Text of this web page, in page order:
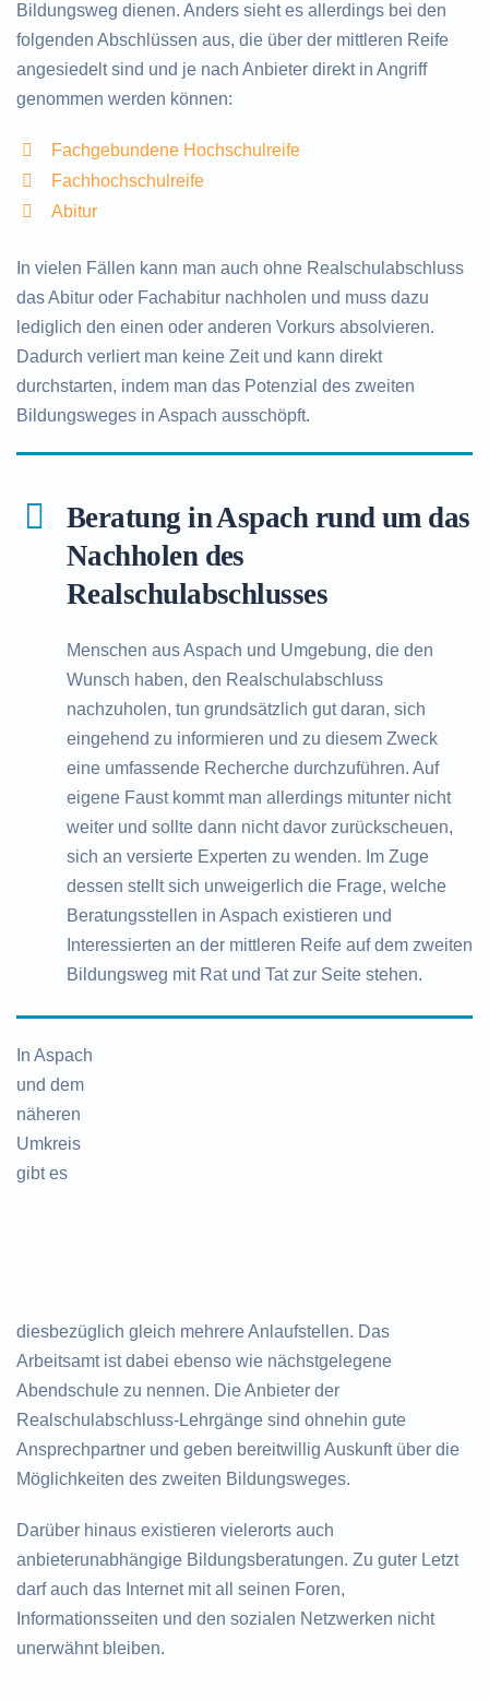
Bildungsweg dienen. Anders sieht es allerdings bei den
folgenden Abschlüssen aus, die über der mittleren Reife
angesiedelt sind und je nach Anbieter direkt in Angriff
genommen werden können:
Fachgebundene Hochschulreife
Fachhochschulreife
Abitur
In vielen Fällen kann man auch ohne Realschulabschluss
das Abitur oder Fachabitur nachholen und muss dazu
lediglich den einen oder anderen Vorkurs absolvieren.
Dadurch verliert man keine Zeit und kann direkt
durchstarten, indem man das Potenzial des zweiten
Bildungsweges in Aspach ausschöpft.
Beratung in Aspach rund um das
Nachholen des
Realschulabschlusses
Menschen aus Aspach und Umgebung, die den
Wunsch haben, den Realschulabschluss
nachzuholen, tun grundsätzlich gut daran, sich
eingehend zu informieren und zu diesem Zweck
eine umfassende Recherche durchzuführen. Auf
eigene Faust kommt man allerdings mitunter nicht
weiter und sollte dann nicht davor zurückscheuen,
sich an versierte Experten zu wenden. Im Zuge
dessen stellt sich unweigerlich die Frage, welche
Beratungsstellen in Aspach existieren und
Interessierten an der mittleren Reife auf dem zweiten
Bildungsweg mit Rat und Tat zur Seite stehen.
In Aspach
und dem
näheren
Umkreis
gibt es
diesbezüglich gleich mehrere Anlaufstellen. Das
Arbeitsamt ist dabei ebenso wie nächstgelegene
Abendschule zu nennen. Die Anbieter der
Realschulabschluss-Lehrgänge sind ohnehin gute
Ansprechpartner und geben bereitwillig Auskunft über die
Möglichkeiten des zweiten Bildungsweges.
Darüber hinaus existieren vielerorts auch
anbieterunabhängige Bildungsberatungen. Zu guter Letzt
darf auch das Internet mit all seinen Foren,
Informationsseiten und den sozialen Netzwerken nicht
unerwähnt bleiben.